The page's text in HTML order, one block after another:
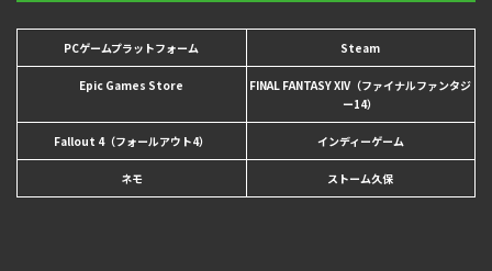
PCゲームプラットフォーム Steam
Epic Games Store
FINAL FANTASY XIV（ファイナルファンタジ
ー14）
Fallout 4（フォールアウト4） インディーゲーム
ネモ ストーム久保